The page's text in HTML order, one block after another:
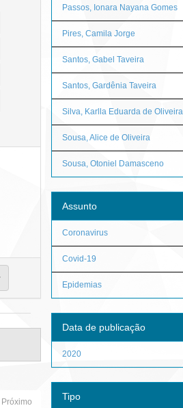
Próximo
Passos, Ionara Nayana Gomes
Pires, Camila Jorge
Santos, Gabel Taveira
Santos, Gardênia Taveira
Silva, Karlla Eduarda de Oliveira
Sousa, Alice de Oliveira
Sousa, Otoniel Damasceno
Assunto
Coronavirus
Covid-19
Epidemias
Data de publicação
2020
Tipo